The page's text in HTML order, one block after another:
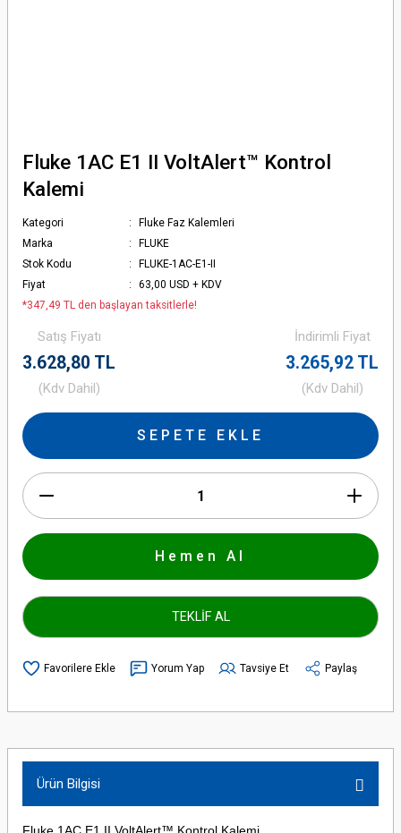
Fluke 1AC E1 II VoltAlert™ Kontrol
Kalemi
Kategori
Fluke Faz Kalemleri
Marka
FLUKE
Stok Kodu
FLUKE-1AC-E1-II
Fiyat
63,00 USD + KDV
*347,49 TL den başlayan taksitlerle!
Satış Fiyatı
3.628,80 TL
(Kdv Dahil)
İndirimli Fiyat
3.265,92 TL
(Kdv Dahil)
SEPETE EKLE
Hemen Al
TEKLİF AL
Yorum Yap Tavsiye Et Paylaş
Ürün Bilgisi